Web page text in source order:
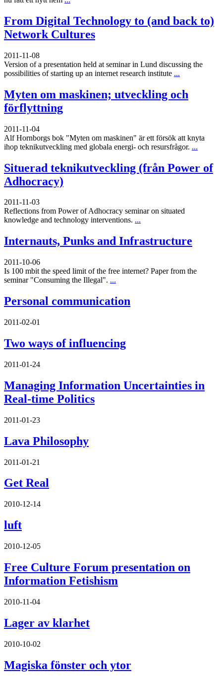
From Digital Technology to (and back to)
Network Cultures
2011-11-08
Version of a presentation held at seminar in Lund discussing the
possibilities of starting up an internet research institute ...
Myten om maskinen; utveckling och
förflyttning
2011-11-04
Alf Hornborgs bok "Myten om maskinen" är ett försök att knyta
ihop teknikutveckling med globala energi- och resursfrågor. ...
Situerad teknikutveckling (från Power of
Adhocracy)
2011-11-03
Reflections from Power of Adhocracy seminar on situated
knowledge and technology interventions. ...
Internauts, Punks and Infrastructure
2011-10-06
Is 100 mbit the speed limit of the free internet? Paper from the
seminar "Consuming the Illegal". ...
Personal communication
2011-02-01
Two ways of influencing
2011-01-24
Managing Information Uncertainties in
Real-time Politics
2011-01-23
Lava Philosophy
2011-01-21
Get Real
2010-12-14
luft
2010-12-05
Free Culture Forum presentation on
Information Fetishism
2010-11-04
Lager av klarhet
2010-10-02
Magiska fönster och ytor